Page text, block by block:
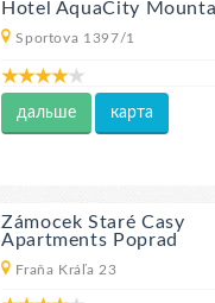
Hotel AquaCity
Sportova 1397/1
дальше карта
Zámocek Staré Casy
Apartments Poprad
Fraňa Kráľa 23